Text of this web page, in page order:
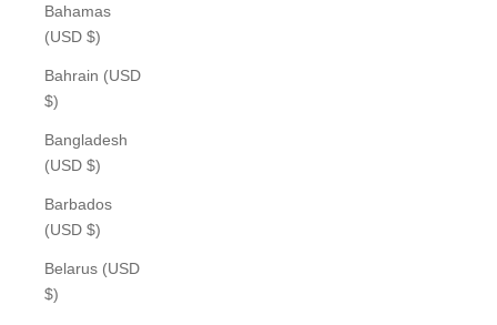
Bahamas
(USD $)
Bahrain (USD
$)
Bangladesh
(USD $)
Barbados
(USD $)
Belarus (USD
$)